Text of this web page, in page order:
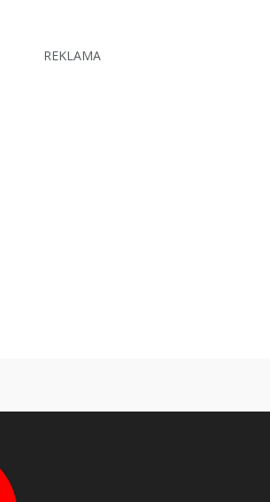
REKLAMA